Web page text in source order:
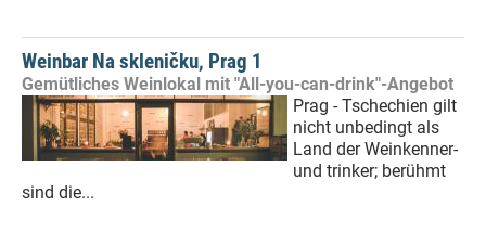
Weinbar Na skleničku, Prag 1
Gemütliches Weinlokal mit "All-you-can-drink"-Angebot
Prag - Tschechien gilt
nicht unbedingt als
Land der Weinkenner-
und trinker; berühmt
sind die...